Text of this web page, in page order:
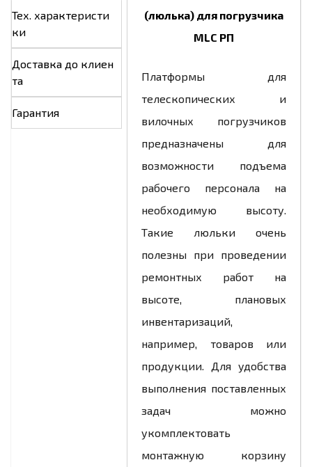
Тех. характеристи
ки
Доставка до клиен
та
Гарантия
(люлька) для погрузчика
MLC РП
Платформы для
телескопических и
вилочных погрузчиков
предназначены для
возможности подъема
рабочего персонала на
необходимую высоту.
Такие люльки очень
полезны при проведении
ремонтных работ на
высоте, плановых
инвентаризаций,
например, товаров или
продукции. Для удобства
выполнения поставленных
задач можно
укомплектовать
монтажную корзину